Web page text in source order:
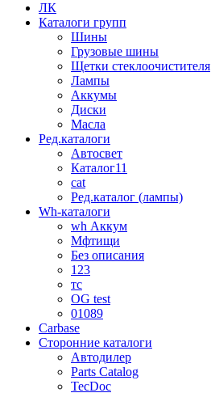
ЛК
Каталоги групп
Шины
Грузовые шины
Щетки стеклоочистителя
Лампы
Аккумы
Диски
Масла
Ред.каталоги
Автосвет
Каталог11
cat
Ред.каталог (лампы)
Wh-каталоги
wh Аккум
Мфтищи
Без описания
123
тс
OG test
01089
Carbase
Сторонние каталоги
Автодилер
Parts Catalog
TecDoc